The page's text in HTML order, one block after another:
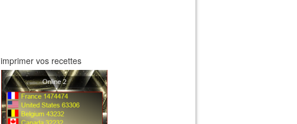
imprimer vos recettes